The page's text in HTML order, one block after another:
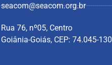
seacom@seacom.org.br
Rua 76, nº05, Centro
Goiânia-Goiás, CEP: 74.045-130